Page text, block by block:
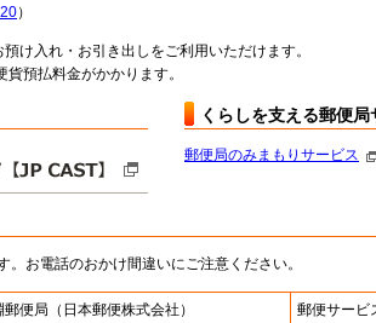
）
け入れ・お引き出しをご利用いただけます。
預払料金がかかります。
くらしを支える郵便局
郵便局のみまもりサービス
お電話のおかけ間違いにご注意ください。
郵便局 （日本郵便株式会社） 郵便サービ